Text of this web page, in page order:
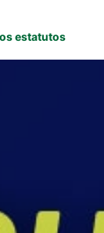
estatutos